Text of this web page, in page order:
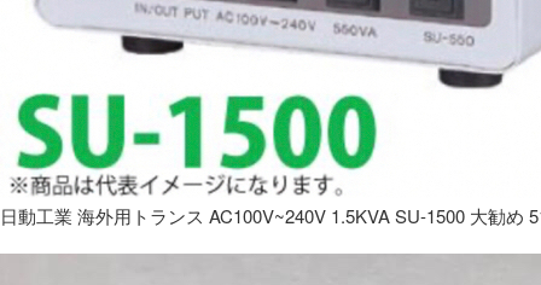
日動工業 海外用トランス AC100V~240V 1.5KVA SU-1500 大勧め